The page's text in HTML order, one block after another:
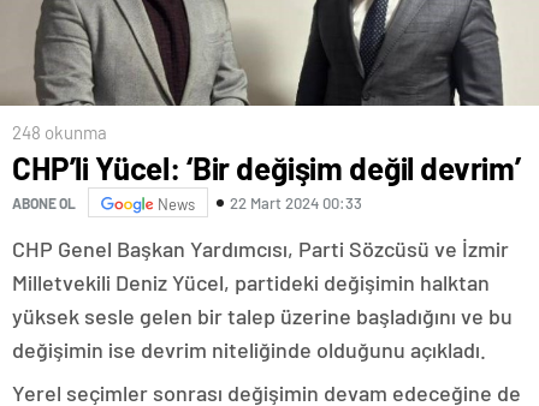
248 okunma
CHP’li Yücel: ‘Bir değişim değil devrim’
ABONE OL News 22 Mart 2024 00:33
CHP Genel Başkan Yardımcısı, Parti Sözcüsü ve İzmir
Milletvekili Deniz Yücel, partideki değişimin halktan
yüksek sesle gelen bir talep üzerine başladığını ve bu
değişimin ise devrim niteliğinde olduğunu açıkladı.
Yerel seçimler sonrası değişimin devam edeceğine de